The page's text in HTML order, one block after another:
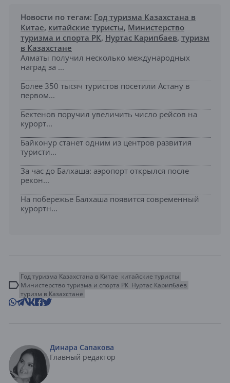
Новости по тегам: Год туризма Казахстана в
Китае, китайские туристы, Министерство
туризма и спорта РК, Нуртас Карипбаев, туризм
в Казахстане
Алматы получил несколько международных
наград за ...
Более 350 тысяч туристов посетили Астану в
первом...
Бектенов поручил увеличить число рейсов на
курорт...
Байконур станет одним из центров развития
туристи...
За час до Балхаша: аэропорт открылся после
рекон...
На побережье Балхаша появится современный
курортн...
Год туризма Казахстана в Китае китайские туристы
Министерство туризма и спорта РК Нуртас Карипбаев
туризм в Казахстане
Динара Сапакова
Главный редактор